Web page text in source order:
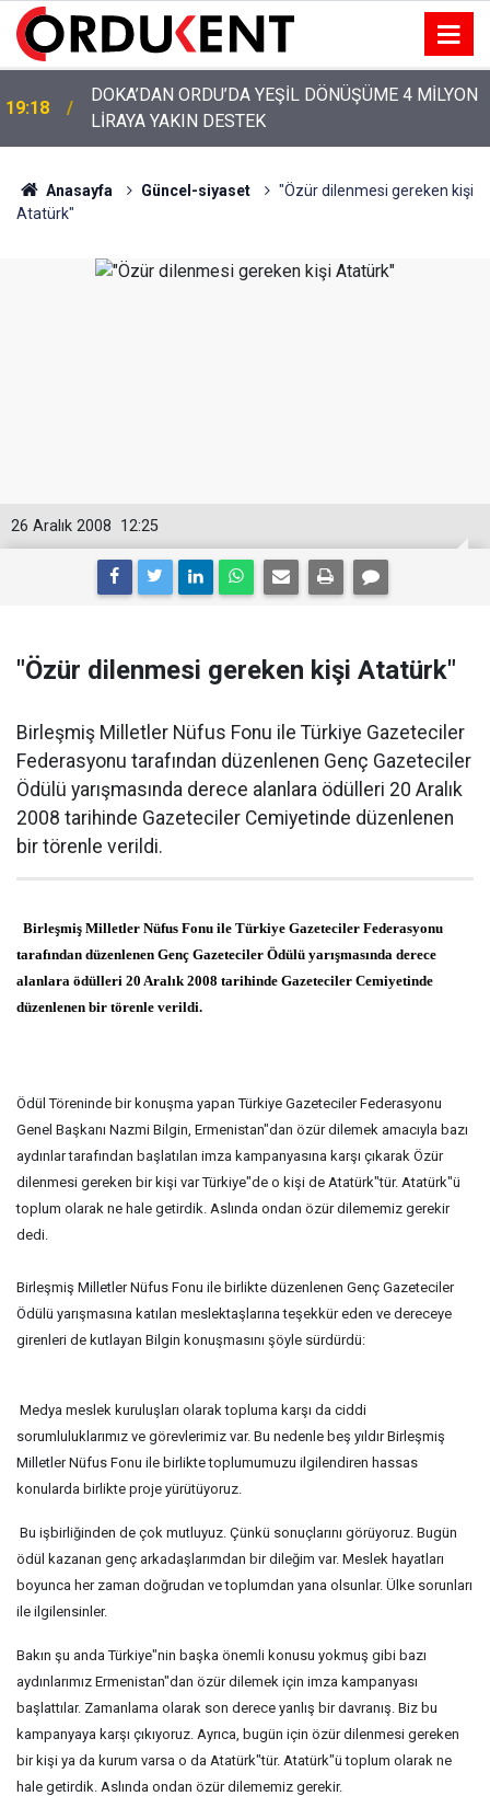
12:46
YENİ PARTİ’NİN ORDU’DAKİ 69 KİŞİLİK KURUCU
KADROSU AÇIKLANDI
Anasayfa Güncel-siyaset
"Özür dilenmesi gereken kişi
Atatürk"
12:25
26 Aralık 2008
"Özür dilenmesi gereken kişi Atatürk"
Birleşmiş Milletler Nüfus Fonu ile Türkiye Gazeteciler
Federasyonu tarafından düzenlenen Genç Gazeteciler
Ödülü yarışmasında derece alanlara ödülleri 20 Aralık
2008 tarihinde Gazeteciler Cemiyetinde düzenlenen
bir törenle verildi.
Birleşmiş Milletler Nüfus Fonu ile Türkiye Gazeteciler Federasyonu
tarafından düzenlenen Genç Gazeteciler Ödülü yarışmasında derece
alanlara ödülleri 20 Aralık 2008 tarihinde Gazeteciler Cemiyetinde
düzenlenen bir törenle verildi.
Ödül Töreninde bir konuşma yapan Türkiye Gazeteciler Federasyonu
Genel Başkanı Nazmi Bilgin, Ermenistan"dan özür dilemek amacıyla bazı
aydınlar tarafından başlatılan imza kampanyasına karşı çıkarak Özür
dilenmesi gereken bir kişi var Türkiye"de o kişi de Atatürk"tür. Atatürk"ü
toplum olarak ne hale getirdik. Aslında ondan özür dilememiz gerekir
dedi.
Birleşmiş Milletler Nüfus Fonu ile birlikte düzenlenen Genç Gazeteciler
Ödülü yarışmasına katılan meslektaşlarına teşekkür eden ve dereceye
girenleri de kutlayan Bilgin konuşmasını şöyle sürdürdü:
 Medya meslek kuruluşları olarak topluma karşı da ciddi
sorumluluklarımız ve görevlerimiz var. Bu nedenle beş yıldır Birleşmiş
Milletler Nüfus Fonu ile birlikte toplumumuzu ilgilendiren hassas
konularda birlikte proje yürütüyoruz.
Bu işbirliğinden de çok mutluyuz. Çünkü sonuçlarını görüyoruz. Bugün
ödül kazanan genç arkadaşlarımdan bir dileğim var. Meslek hayatları
boyunca her zaman doğrudan ve toplumdan yana olsunlar. Ülke sorunları
ile ilgilensinler.
Bakın şu anda Türkiye"nin başka önemli konusu yokmuş gibi bazı
aydınlarımız Ermenistan"dan özür dilemek için imza kampanyası
başlattılar. Zamanlama olarak son derece yanlış bir davranış. Biz bu
kampanyaya karşı çıkıyoruz. Ayrıca, bugün için özür dilenmesi gereken
bir kişi ya da kurum varsa o da Atatürk"tür. Atatürk"ü toplum olarak ne
hale getirdik. Aslında ondan özür dilememiz gerekir.